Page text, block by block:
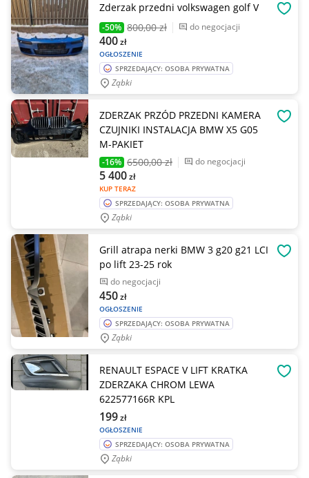
Zderzak przedni volkswagen golf V
-50% 800,00 zł do negocjacji
OGŁOSZENIE
400zł
SPRZEDAJĄCY: OSOBA PRYWATNA
Ząbki
ZDERZAK PRZÓD PRZEDNI KAMERA
CZUJNIKI INSTALACJA BMW X5 G05
M-PAKIET
-16% 6500,00 zł do negocjacji
KUP TERAZ
5 400zł
SPRZEDAJĄCY: OSOBA PRYWATNA
Ząbki
Grill atrapa nerki BMW 3 g20 g21 LCI
po lift 23-25 rok
do negocjacji
OGŁOSZENIE
450zł
SPRZEDAJĄCY: OSOBA PRYWATNA
Ząbki
RENAULT ESPACE V LIFT KRATKA
ZDERZAKA CHROM LEWA
622577166R KPL
OGŁOSZENIE
199zł
SPRZEDAJĄCY: OSOBA PRYWATNA
Ząbki